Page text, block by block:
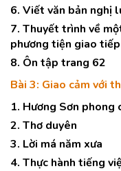
6. Viết văn bản nghị
7. Thuyết trình về
phương tiện giao
8. Ôn tập trang 62
Bài 3: Giao cảm với
1. Hương Sơn phong
2. Thơ duyên
3. Lời má năm xưa
4. Thực hành tiếng